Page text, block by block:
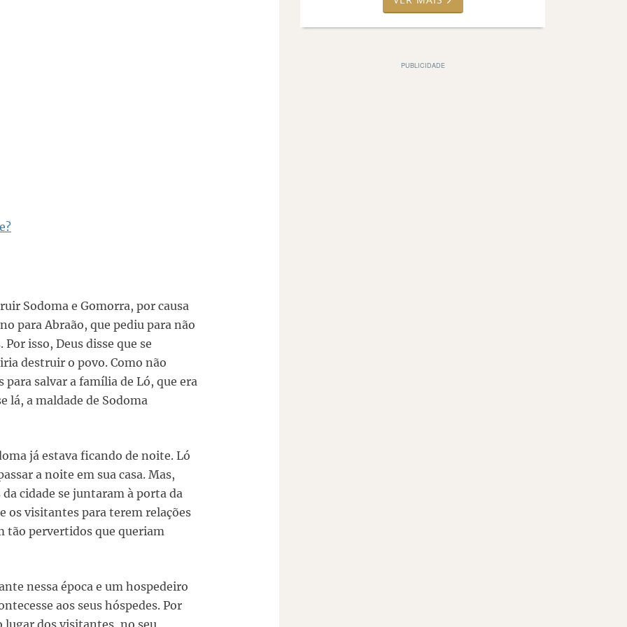
Sodoma e Gomorra, por causa
para Abraão, que pediu para não
isso, Deus disse que se
destruir o povo. Como não
salvar a família de Ló, que era
lá, a maldade de Sodoma
já estava ficando de noite. Ló
a noite em sua casa. Mas,
cidade se juntaram à porta da
os visitantes para terem relações
tão pervertidos que queriam
nessa época e um hospedeiro
aos seus hóspedes. Por
lugar dos visitantes, no seu